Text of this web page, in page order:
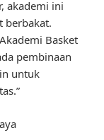
akademi ini
berbakat.
Basket
pembinaan
untuk